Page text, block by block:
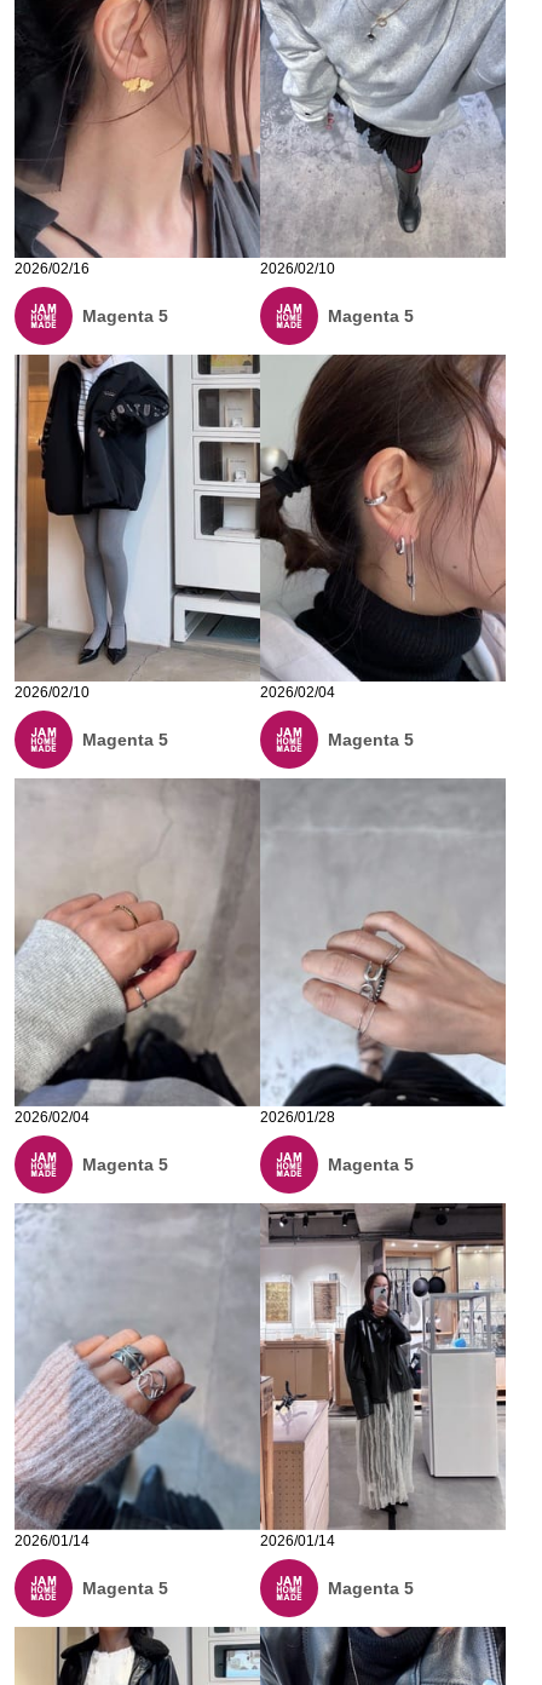
2026/02/16
Magenta 5
2026/02/10
Magenta 5
2026/02/10
Magenta 5
2026/02/04
Magenta 5
2026/02/04
Magenta 5
2026/01/28
Magenta 5
2026/01/14
Magenta 5
2026/01/14
Magenta 5